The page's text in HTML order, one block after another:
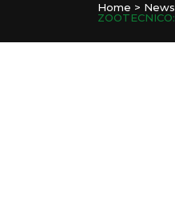
Home > News